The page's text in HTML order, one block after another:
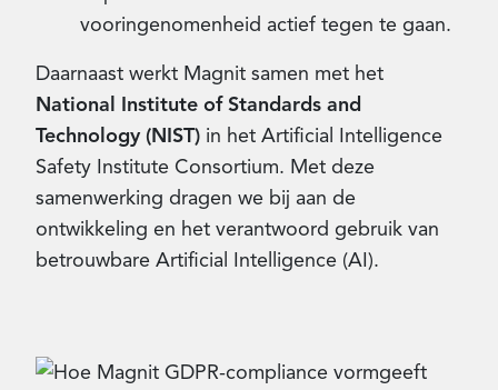
vooringenomenheid actief tegen te gaan.
Daarnaast werkt Magnit samen met het
National Institute of Standards and
Technology (NIST) in het Artificial Intelligence
Safety Institute Consortium. Met deze
samenwerking dragen we bij aan de
ontwikkeling en het verantwoord gebruik van
betrouwbare Artificial Intelligence (AI).